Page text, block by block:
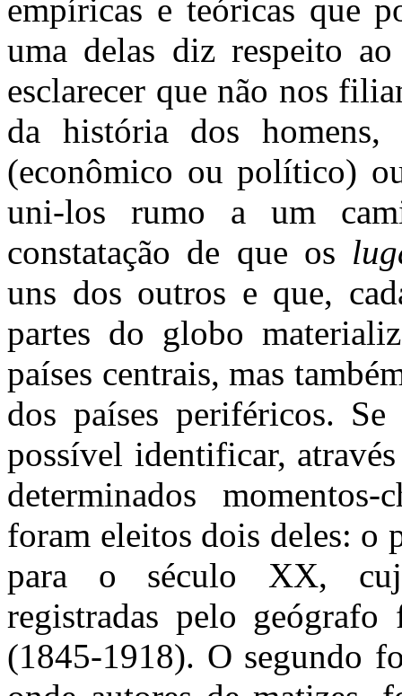
empíricas e teóricas que
uma delas diz respeito
esclarecer que não nos
da história dos
(econômico ou político)
uni-los rumo a um
constatação de que os
uns dos outros e que,
partes do globo
países centrais, mas
dos países periféricos.
possível identificar,
determinados
foram eleitos dois deles: o
para o século XX,
registradas pelo
(1845-1918). O segundo